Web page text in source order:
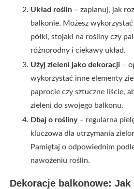
Układ roślin – zaplanuj, jak
balkonie. Możesz
półki, stojaki na rośliny czy
różnorodny i ciekawy układ.
Użyj zieleni jako dekoracji –
wykorzystać inne elementy
paprocie czy sztuczne liście,
zieleni do swojego balkonu.
Dbaj o rośliny– regularna
kluczowa dla utrzymania
Pamiętaj o odpowiednim
nawożeniu roślin.
Dekoracje balkonowe: